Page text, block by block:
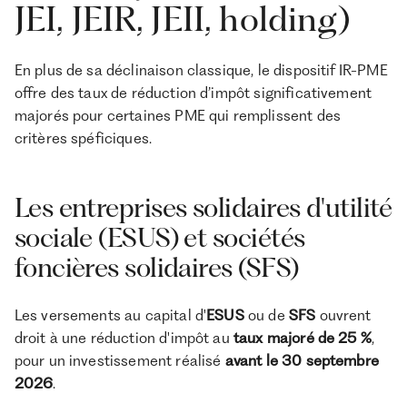
JEI, JEIR, JEII, holding)
En plus de sa déclinaison classique, le dispositif IR-PME
offre des taux de réduction d’impôt significativement
majorés pour certaines PME qui remplissent des
critères spéficiques.
Les entreprises solidaires d'utilité
sociale (ESUS) et sociétés
foncières solidaires (SFS)
Les versements au capital d'ESUSou de SFS ouvrent
droit à une réduction d'impôt au taux majoré de 25 %,
pour un investissement réalisé avant le 30 septembre
2026.